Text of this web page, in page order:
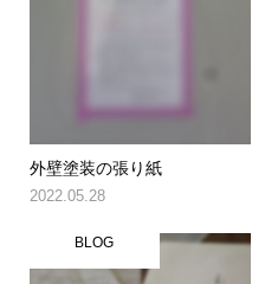
外壁塗装の張り紙
2022.05.28
BLOG